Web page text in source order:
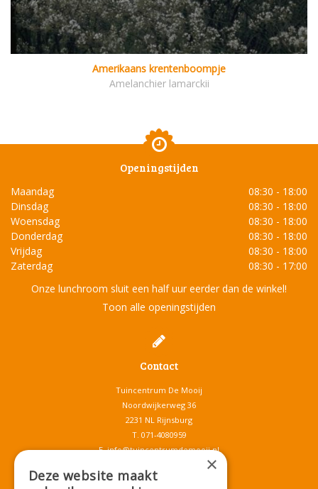
Amerikaans krentenboompje
Amelanchier lamarckii
Openingstijden
Maandag
08:30 - 18:00
Dinsdag
08:30 - 18:00
Woensdag
08:30 - 18:00
Donderdag
08:30 - 18:00
Vrijdag
08:30 - 18:00
Zaterdag
08:30 - 17:00
Onze lunchroom sluit een half uur eerder dan de winkel!
Toon alle openingstijden
Contact
Tuincentrum De Mooij
Noordwijkerweg 36
2231 NL Rijnsburg
T. 071-4080959
E.info@tuincentrumdemooij.nl
×
Deze website maakt